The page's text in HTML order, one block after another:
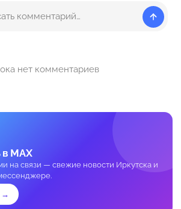
нет комментариев
MAX
на связи — свежие новости Иркутска и
→